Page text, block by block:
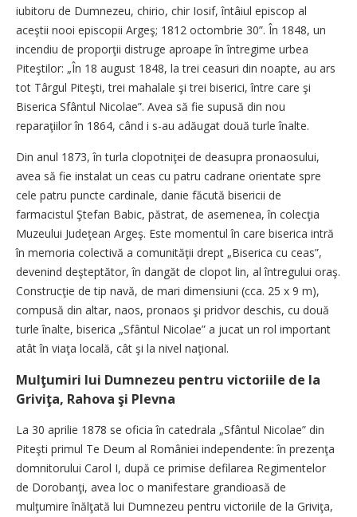
iubitoru de Dumnezeu, chirio, chir Iosif, întâiul episcop al
aceştii nooi episcopii Argeş; 1812 octombrie 30”. În 1848, un
incendiu de proporţii distruge aproape în întregime urbea
Piteştilor: „În 18 august 1848, la trei ceasuri din noapte, au ars
tot Târgul Piteşti, trei mahalale şi trei biserici, între care şi
Biserica Sfântul Nicolae”. Avea să fie supusă din nou
reparaţiilor în 1864, când i s-au adăugat două turle înalte.
Din anul 1873, în turla clopotniţei de deasupra pronaosului,
avea să fie instalat un ceas cu patru cadrane orientate spre
cele patru puncte cardinale, danie făcută bisericii de
farmacistul Ştefan Babic, păstrat, de asemenea, în colecţia
Muzeului Judeţean Argeş. Este momentul în care biserica intră
în memoria colectivă a comunităţii drept „Biserica cu ceas”,
devenind deşteptător, în dangăt de clopot lin, al întregului oraş.
Construcţie de tip navă, de mari dimensiuni (cca. 25 x 9 m),
compusă din altar, naos, pronaos şi pridvor deschis, cu două
turle înalte, biserica „Sfântul Nicolae” a jucat un rol important
atât în viaţa locală, cât şi la nivel naţional.
Mulţumiri lui Dumnezeu pentru victoriile de la
Griviţa, Rahova şi Plevna
La 30 aprilie 1878 se oficia în catedrala „Sfântul Nicolae” din
Piteşti primul Te Deum al României independente: în prezenţa
domnitorului Carol I, după ce primise defilarea Regimentelor
de Dorobanţi, avea loc o manifestare grandioasă de
mulţumire înălţată lui Dumnezeu pentru victoriile de la Griviţa,